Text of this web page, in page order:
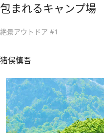
包まれるキャンプ場
絶景アウトドア #1
猪俣慎吾